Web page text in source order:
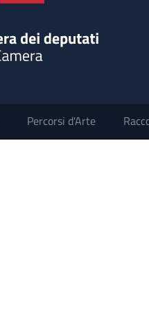
Percorsi d'Arte